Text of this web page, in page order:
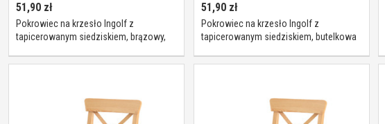
51,90 zł
Pokrowiec na krzesło Ingolf z
tapicerowanym siedziskiem, brązowy,
51,90zł
Pokrowiec na krzesło Ingolf z
tapicerowanym siedziskiem, butelkowa